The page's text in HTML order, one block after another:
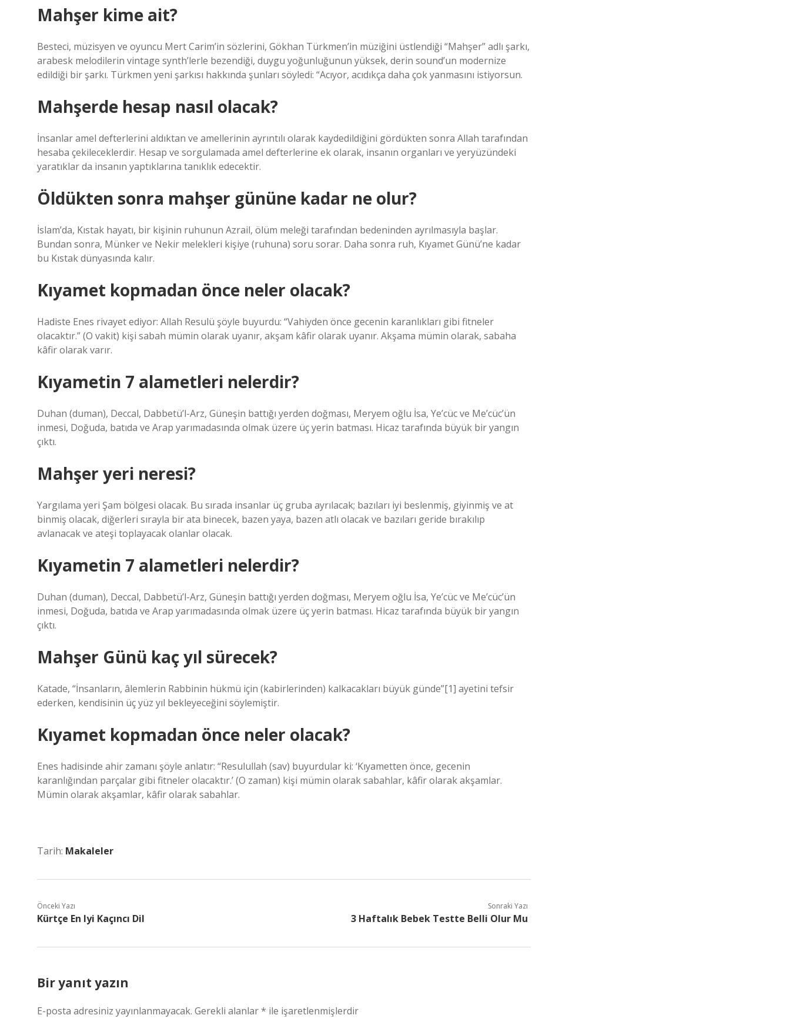
Mahşer kime ait?
Besteci, müzisyen ve oyuncu Mert Carim’in sözlerini, Gökhan Türkmen’in müziğini üstlendiği “Mahşer” adlı şarkı,
arabesk melodilerin vintage synth’lerle bezendiği, duygu yoğunluğunun yüksek, derin sound’un modernize
edildiği bir şarkı. Türkmen yeni şarkısı hakkında şunları söyledi: “Acıyor, acıdıkça daha çok yanmasını istiyorsun.
Mahşerde hesap nasıl olacak?
İnsanlar amel defterlerini aldıktan ve amellerinin ayrıntılı olarak kaydedildiğini gördükten sonra Allah tarafından
hesaba çekileceklerdir. Hesap ve sorgulamada amel defterlerine ek olarak, insanın organları ve yeryüzündeki
yaratıklar da insanın yaptıklarına tanıklık edecektir.
Öldükten sonra mahşer gününe kadar ne olur?
İslam’da, Kıstak hayatı, bir kişinin ruhunun Azrail, ölüm meleği tarafından bedeninden ayrılmasıyla başlar.
Bundan sonra, Münker ve Nekir melekleri kişiye (ruhuna) soru sorar. Daha sonra ruh, Kıyamet Günü’ne kadar
bu Kıstak dünyasında kalır.
Kıyamet kopmadan önce neler olacak?
Hadiste Enes rivayet ediyor: Allah Resulü şöyle buyurdu: “Vahiyden önce gecenin karanlıkları gibi fitneler
olacaktır.” (O vakit) kişi sabah mümin olarak uyanır, akşam kâfir olarak uyanır. Akşama mümin olarak, sabaha
kâfir olarak varır.
Kıyametin 7 alametleri nelerdir?
Duhan (duman), Deccal, Dabbetü’l-Arz, Güneşin battığı yerden doğması, Meryem oğlu İsa, Ye’cüc ve Me’cüc’ün
inmesi, Doğuda, batıda ve Arap yarımadasında olmak üzere üç yerin batması. Hicaz tarafında büyük bir yangın
çıktı.
Mahşer yeri neresi?
Yargılama yeri Şam bölgesi olacak. Bu sırada insanlar üç gruba ayrılacak; bazıları iyi beslenmiş, giyinmiş ve at
binmiş olacak, diğerleri sırayla bir ata binecek, bazen yaya, bazen atlı olacak ve bazıları geride bırakılıp
avlanacak ve ateşi toplayacak olanlar olacak.
Kıyametin 7 alametleri nelerdir?
Duhan (duman), Deccal, Dabbetü’l-Arz, Güneşin battığı yerden doğması, Meryem oğlu İsa, Ye’cüc ve Me’cüc’ün
inmesi, Doğuda, batıda ve Arap yarımadasında olmak üzere üç yerin batması. Hicaz tarafında büyük bir yangın
çıktı.
Mahşer Günü kaç yıl sürecek?
Katade, “İnsanların, âlemlerin Rabbinin hükmü için (kabirlerinden) kalkacakları büyük günde”[1] ayetini tefsir
ederken, kendisinin üç yüz yıl bekleyeceğini söylemiştir.
Kıyamet kopmadan önce neler olacak?
Enes hadisinde ahir zamanı şöyle anlatır: “Resulullah (sav) buyurdular ki: ‘Kıyametten önce, gecenin
karanlığından parçalar gibi fitneler olacaktır.’ (O zaman) kişi mümin olarak sabahlar, kâfir olarak akşamlar.
Mümin olarak akşamlar, kâfir olarak sabahlar.
Tarih: Makaleler
Önceki Yazı
Kürtçe En Iyi Kaçıncı Dil
Sonraki Yazı
3 Haftalık Bebek Testte Belli Olur Mu
Bir yanıt yazın
E-posta adresiniz yayınlanmayacak. Gerekli alanlar* ile işaretlenmişlerdir